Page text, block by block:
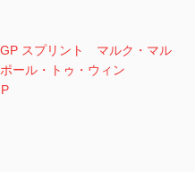
GP スプリント マルク・マル
ール・トゥ・ウィン